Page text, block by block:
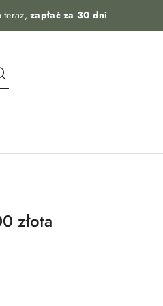
teraz, zapłać za 30 dni
złota